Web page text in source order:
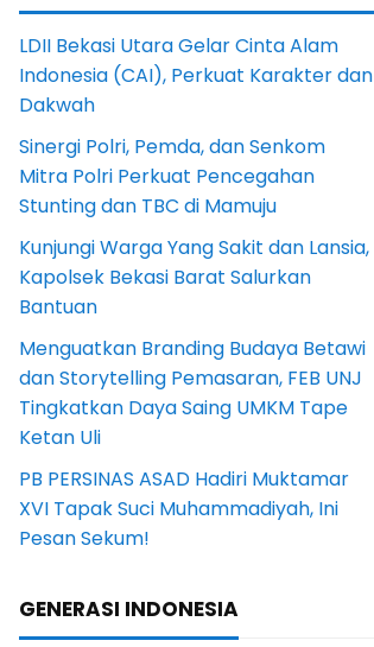
LDII Bekasi Utara Gelar Cinta Alam
Indonesia (CAI), Perkuat Karakter dan
Dakwah
Sinergi Polri, Pemda, dan Senkom
Mitra Polri Perkuat Pencegahan
Stunting dan TBC di Mamuju
Kunjungi Warga Yang Sakit dan Lansia,
Kapolsek Bekasi Barat Salurkan
Bantuan
Menguatkan Branding Budaya Betawi
dan Storytelling Pemasaran, FEB UNJ
Tingkatkan Daya Saing UMKM Tape
Ketan Uli
PB PERSINAS ASAD Hadiri Muktamar
XVI Tapak Suci Muhammadiyah, Ini
Pesan Sekum!
GENERASI INDONESIA